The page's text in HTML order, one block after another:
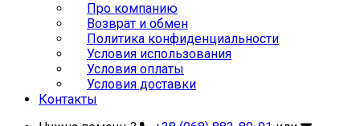
Про компанию
Возврат и обмен
Политика конфиденциальности
Условия использования
Условия оплаты
Условия доставки
Контакты